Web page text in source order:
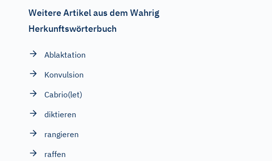
Weitere Artikel aus dem Wahrig
Herkunftswörterbuch
Ablaktation
Konvulsion
Cabrio(let)
diktieren
rangieren
raffen